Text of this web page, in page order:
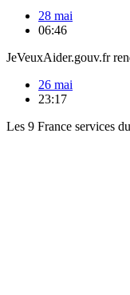
28 mai
06:46
JeVeuxAider.gouv.fr
26 mai
23:17
Les 9 France services